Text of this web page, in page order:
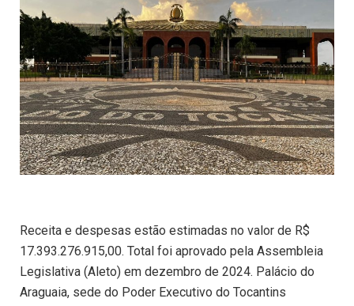
Receita e despesas estão estimadas no valor de R$
17.393.276.915,00. Total foi aprovado pela Assembleia
Legislativa (Aleto) em dezembro de 2024. Palácio do
Araguaia, sede do Poder Executivo do Tocantins